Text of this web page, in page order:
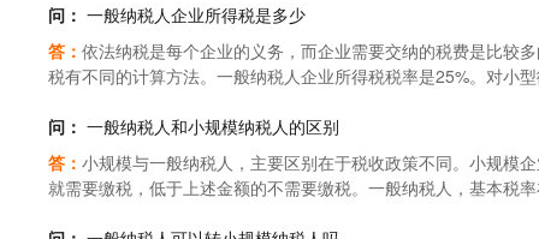
问： 一般纳税人企业所得税是多少
答： 依法纳税是每个企业的义务，而企业需要交纳的税费是比较
税有不同的计算方法。一般纳税人企业所得税税率是25%。对小
的税率缴纳企业所得税。一般纳税人的企业所得税如何计算(一)
境内范围的内资企业或者其他组织形式，包括以下六类：(1)国
生产经营所得以及其他所得的其他组织形式。(二)、所得税的征
为：应交所得税=收入总额X税务核定固定比例X所得税税率；2
所得税税率；3、所得税税率：(1)一般企业所得税的税率为
问： 一般纳税人和小规模纳税人的区别
答： 小规模与一般纳税人，主要区别在于税收政策不同。小规模
就需要缴税，低于上述金额的不需要缴税。一般纳税人，基本税